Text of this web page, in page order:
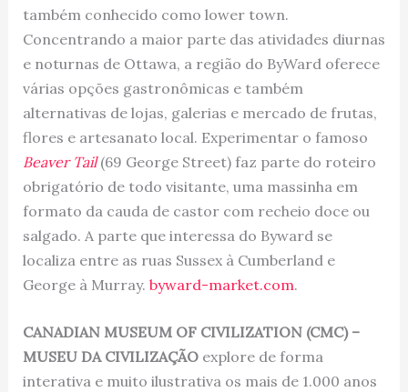
também conhecido como lower town.
Concentrando a maior parte das atividades diurnas
e noturnas de Ottawa, a região do ByWard oferece
várias opções gastronômicas e também
alternativas de lojas, galerias e mercado de frutas,
flores e artesanato local. Experimentar o famoso
Beaver Tail(69 George Street) faz parte do roteiro
obrigatório de todo visitante, uma massinha em
formato da cauda de castor com recheio doce ou
salgado. A parte que interessa do Byward se
localiza entre as ruas Sussex à Cumberland e
George à Murray. byward-market.com.
CANADIAN MUSEUM OF CIVILIZATION (CMC) –
MUSEU DA CIVILIZAÇÃOexplore de forma
interativa e muito ilustrativa os mais de 1.000 anos